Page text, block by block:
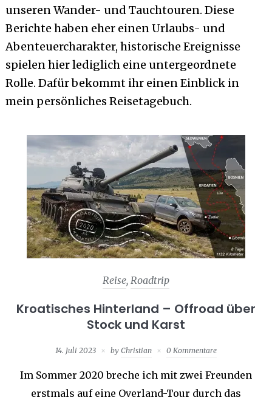
unseren Wander- und Tauchtouren. Diese
Berichte haben eher einen Urlaubs- und
Abenteuercharakter, historische Ereignisse
spielen hier lediglich eine untergeordnete
Rolle. Dafür bekommt ihr einen Einblick in
mein persönliches Reisetagebuch.
Reise, Roadtrip
Kroatisches Hinterland – Offroad über
Stock und Karst
14. Juli 2023 by Christian 0 Kommentare
Im Sommer 2020 breche ich mit zwei Freunden
erstmals auf eine Overland-Tour durch das